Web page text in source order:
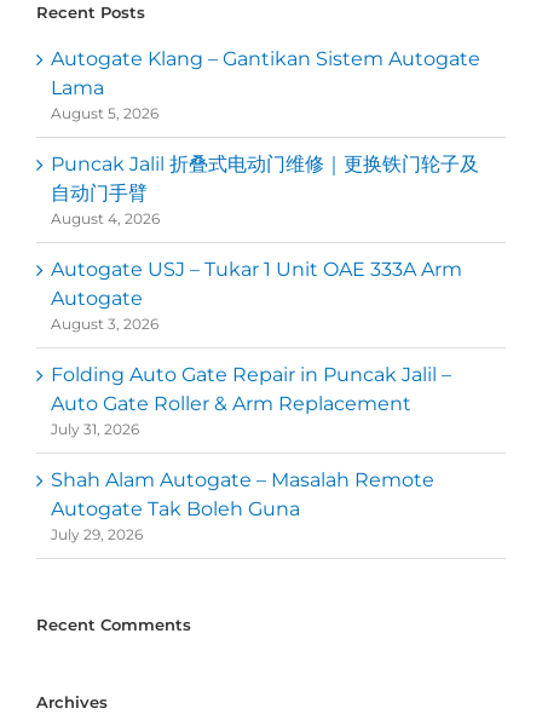
Recent Posts
Autogate Klang – Gantikan Sistem Autogate
Lama
August 5, 2026
Puncak Jalil 折叠式电动门维修｜更换铁门轮子及
自动门手臂
August 4, 2026
Autogate USJ – Tukar 1 Unit OAE 333A Arm
Autogate
August 3, 2026
Folding Auto Gate Repair in Puncak Jalil –
Auto Gate Roller & Arm Replacement
July 31, 2026
Shah Alam Autogate – Masalah Remote
Autogate Tak Boleh Guna
July 29, 2026
Recent Comments
Archives